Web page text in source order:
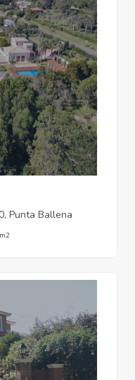
Punta Ballena
m2